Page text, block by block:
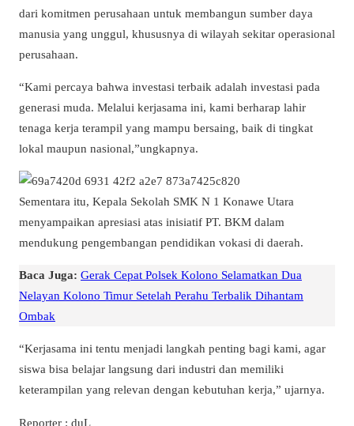
dari komitmen perusahaan untuk membangun sumber daya
manusia yang unggul, khususnya di wilayah sekitar operasional
perusahaan.
“Kami percaya bahwa investasi terbaik adalah investasi pada
generasi muda. Melalui kerjasama ini, kami berharap lahir
tenaga kerja terampil yang mampu bersaing, baik di tingkat
lokal maupun nasional,”ungkapnya.
Sementara itu, Kepala Sekolah SMK N 1 Konawe Utara
menyampaikan apresiasi atas inisiatif PT. BKM dalam
mendukung pengembangan pendidikan vokasi di daerah.
Baca Juga: Gerak Cepat Polsek Kolono Selamatkan Dua
Nelayan Kolono Timur Setelah Perahu Terbalik Dihantam
Ombak
“Kerjasama ini tentu menjadi langkah penting bagi kami, agar
siswa bisa belajar langsung dari industri dan memiliki
keterampilan yang relevan dengan kebutuhan kerja,” ujarnya.
Reporter : duL